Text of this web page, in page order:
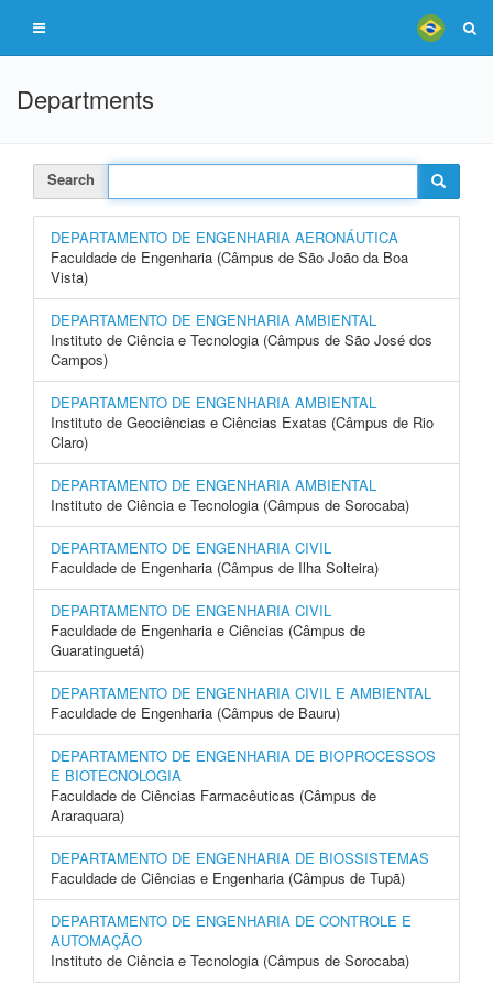
Departments
Search
DEPARTAMENTO DE ENGENHARIA AERONÁUTICA
Faculdade de Engenharia (Câmpus de São João da Boa
Vista)
DEPARTAMENTO DE ENGENHARIA AMBIENTAL
Instituto de Ciência e Tecnologia (Câmpus de São José dos
Campos)
DEPARTAMENTO DE ENGENHARIA AMBIENTAL
Instituto de Geociências e Ciências Exatas (Câmpus de Rio
Claro)
DEPARTAMENTO DE ENGENHARIA AMBIENTAL
Instituto de Ciência e Tecnologia (Câmpus de Sorocaba)
DEPARTAMENTO DE ENGENHARIA CIVIL
Faculdade de Engenharia (Câmpus de Ilha Solteira)
DEPARTAMENTO DE ENGENHARIA CIVIL
Faculdade de Engenharia e Ciências (Câmpus de
Guaratinguetá)
DEPARTAMENTO DE ENGENHARIA CIVIL E AMBIENTAL
Faculdade de Engenharia (Câmpus de Bauru)
DEPARTAMENTO DE ENGENHARIA DE BIOPROCESSOS
E BIOTECNOLOGIA
Faculdade de Ciências Farmacêuticas (Câmpus de
Araraquara)
DEPARTAMENTO DE ENGENHARIA DE BIOSSISTEMAS
Faculdade de Ciências e Engenharia (Câmpus de Tupã)
DEPARTAMENTO DE ENGENHARIA DE CONTROLE E
AUTOMAÇÃO
Instituto de Ciência e Tecnologia (Câmpus de Sorocaba)